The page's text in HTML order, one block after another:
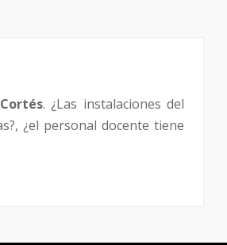
. ¿Las instalaciones del
¿el personal docente tiene